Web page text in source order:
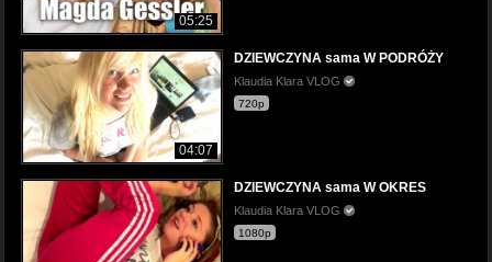
05:25
04:07
DZIEWCZYNA sama W PODRÓŻY
Klaudia Klara VLOG
720p
DZIEWCZYNA sama W OKRES
Klaudia Klara VLOG
1080p